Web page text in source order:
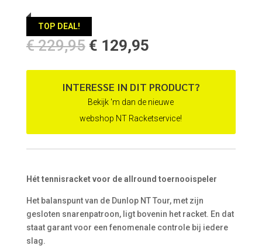
TOP DEAL!
€229,95 Oorspronkelijke
was:
€ 229,95.
€ 129,95Huidige
is:
€ 129,95.
INTERESSE IN DIT PRODUCT?
Bekijk 'm dan de nieuwe
webshop NT Racketservice!
Hét tennisracket voor de allround toernooispeler
Het balanspunt van de Dunlop NT Tour, met zijn
gesloten snarenpatroon, ligt bovenin het racket. En dat
staat garant voor een fenomenale controle bij iedere
slag.